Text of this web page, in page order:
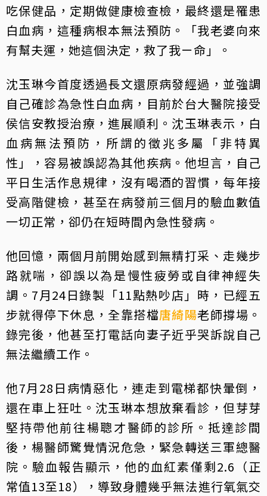
吃保健品，定期做健康檢查檢，最終還是罹患
白血病，這種病根本無法預防。「我老婆向來
有幫夫運，她這個決定，救了我ㄧ命」。
沈玉琳今首度透過長文還原病發經過，並強調
自己確診為急性白血病，目前於台大醫院接受
侯信安教授治療，進展順利。沈玉琳表示，白
血病無法預防，所謂的徵兆多屬「非特異
性」，容易被誤認為其他疾病。他坦言，自己
平日生活作息規律，沒有喝酒的習慣，每年接
受高階健檢，甚至在病發前三個月的驗血數值
一切正常，卻仍在短時間內急性發病。
他回憶，兩個月前開始感到無精打采、走幾步
路就喘，卻誤以為是慢性疲勞或自律神經失
調。7月24日錄製「11點熱吵店」時，已經五
步就得停下休息，全靠搭檔唐綺陽老師撐場。
錄完後，他甚至打電話向妻子近乎哭訴說自己
無法繼續工作。
他7月28日病情惡化，連走到電梯都快暈倒，
還在車上狂吐。沈玉琳本想放棄看診，但芽芽
堅持帶他前往楊聰才醫師的診所。抵達診間
後，楊醫師驚覺情況危急，緊急轉送三軍總醫
院。驗血報告顯示，他的血紅素僅剩2.6（正
常值13至18），導致身體幾乎無法進行氧氣交